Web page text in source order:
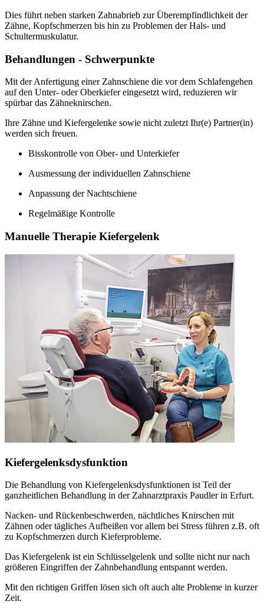
Dies führt neben starken Zahnabrieb zur Überempfindlichkeit der
Zähne, Kopfschmerzen bis hin zu Problemen der Hals- und
Schultermuskulatur.
Behandlungen - Schwerpunkte
Mit der Anfertigung einer Zahnschiene die vor dem Schlafengehen
auf den Unter- oder Oberkiefer eingesetzt wird, reduzieren wir
spürbar das Zähneknirschen.
Ihre Zähne und Kiefergelenke sowie nicht zuletzt Ihr(e) Partner(in)
werden sich freuen.
Bisskontrolle von Ober- und Unterkiefer
Ausmessung der individuellen Zahnschiene
Anpassung der Nachtschiene
Regelmäßige Kontrolle
Manuelle Therapie Kiefergelenk
Kiefergelenksdysfunktion
Die Behandlung von Kiefergelenksdysfunktionen ist Teil der
ganzheitlichen Behandlung in der Zahnarztpraxis Paudler in Erfurt.
Nacken- und Rückenbeschwerden, nächtliches Knirschen mit
Zähnen oder tägliches Aufbeißen vor allem bei Stress führen z.B. oft
zu Kopfschmerzen durch Kieferprobleme.
Das Kiefergelenk ist ein Schlüsselgelenk und sollte nicht nur nach
größeren Eingriffen der Zahnbehandlung entspannt werden.
Mit den richtigen Griffen lösen sich oft auch alte Probleme in kurzer
Zeit.